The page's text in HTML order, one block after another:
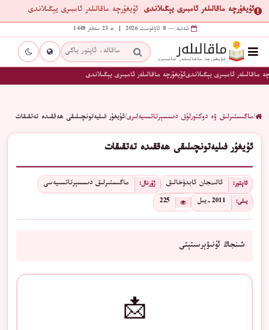
ئۇيغۇرچە ماقالىلەر ئامبىرى يېڭىلاندى ئۇيغۇرچە ماقالىلەر ئامبىرى يېڭىلاندى
شەنبە — 8 ئاۋغۇست 2026 | ھ 23 سەفەر 1448
ماقالىلەر ئامبىرى يېڭىلاندىئۇيغۇرچە ماقالىلەر ئامبىرى يېڭىلاندى
/ماگىستىرلىق ۋە دوكتورلۇق دىسسېرتاتسىيەلىرى/ئۇيغۇر فىليەتونچىلىقى ھەققىدە تەتقىقات
ئۇيغۇر فىليەتونچىلىقى ھەققىدە تەتقىقات
ئاپتور: ئالىمجان ئابدۇخالىق ژۇرنال: ماگىستىرلىق دىسسېرتاتسىيەسى
يىلى: 2011-يىل 225
شىنجاڭ ئۇنىۋېرسىتېتى
📩